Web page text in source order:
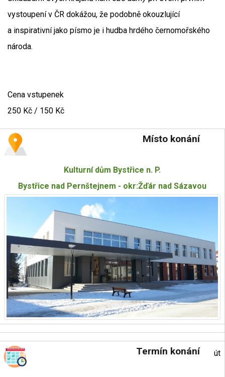
vystoupení v ČR dokážou, že podobně okouzlující
a inspirativní jako písmo je i hudba hrdého černomořského
národa.
Cena vstupenek
250 Kč / 150 Kč
Místo konání
Kulturní dům Bystřice n. P.
Bystřice nad Pernštejnem - okr:Žďár nad Sázavou
Termín konání út